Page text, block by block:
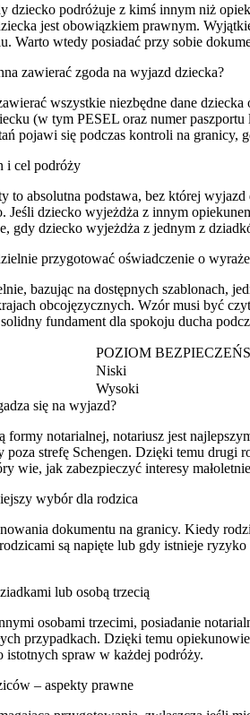
dziecko podróżuje z kimś innym niż
jest obowiązkiem prawnym.
Warto wtedy posiadać przy sobie
zawierać zgoda na wyjazd dziecka?
wszystkie niezbędne dane
(w tym PESEL oraz numer
pojawi się podczas kontroli na
i cel podróży
to absolutna podstawa, bez której
Jeśli dziecko wyjeżdża z innym
gdy dziecko wyjeżdża z jednym z
przygotować oświadczenie o
bazując na dostępnych szablonach,
obcojęzycznych. Wzór musi być
fundament dla spokoju ducha
POZIOM
Niski
Wysoki
się na wyjazd?
formy notarialnej, notariusz jest
poza strefę Schengen. Dzięki temu
wie, jak zabezpieczyć interesy
wybór dla rodzica
dokumentu na granicy. Kiedy
są napięte lub gdy istnieje
lub osobą trzecią
osobami trzecimi, posiadanie
przypadkach. Dzięki temu
istotnych spraw w każdej podróży.
– aspekty prawne